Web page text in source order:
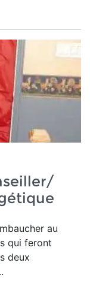
au
qui feront
deux